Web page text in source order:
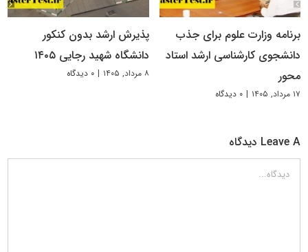
برنامه وزارت علوم برای جذب
دانشجوی کارشناسی ارشد استاد
محور
۱۷ مرداد, ۱۴۰۵ | ۰ دیدگاه
پذیرش ارشد بدون کنکور
دانشگاه شهید رجایی ۱۴۰۵
۸ مرداد, ۱۴۰۵ | ۰ دیدگاه
Leave A دیدگاه
دیدگاه